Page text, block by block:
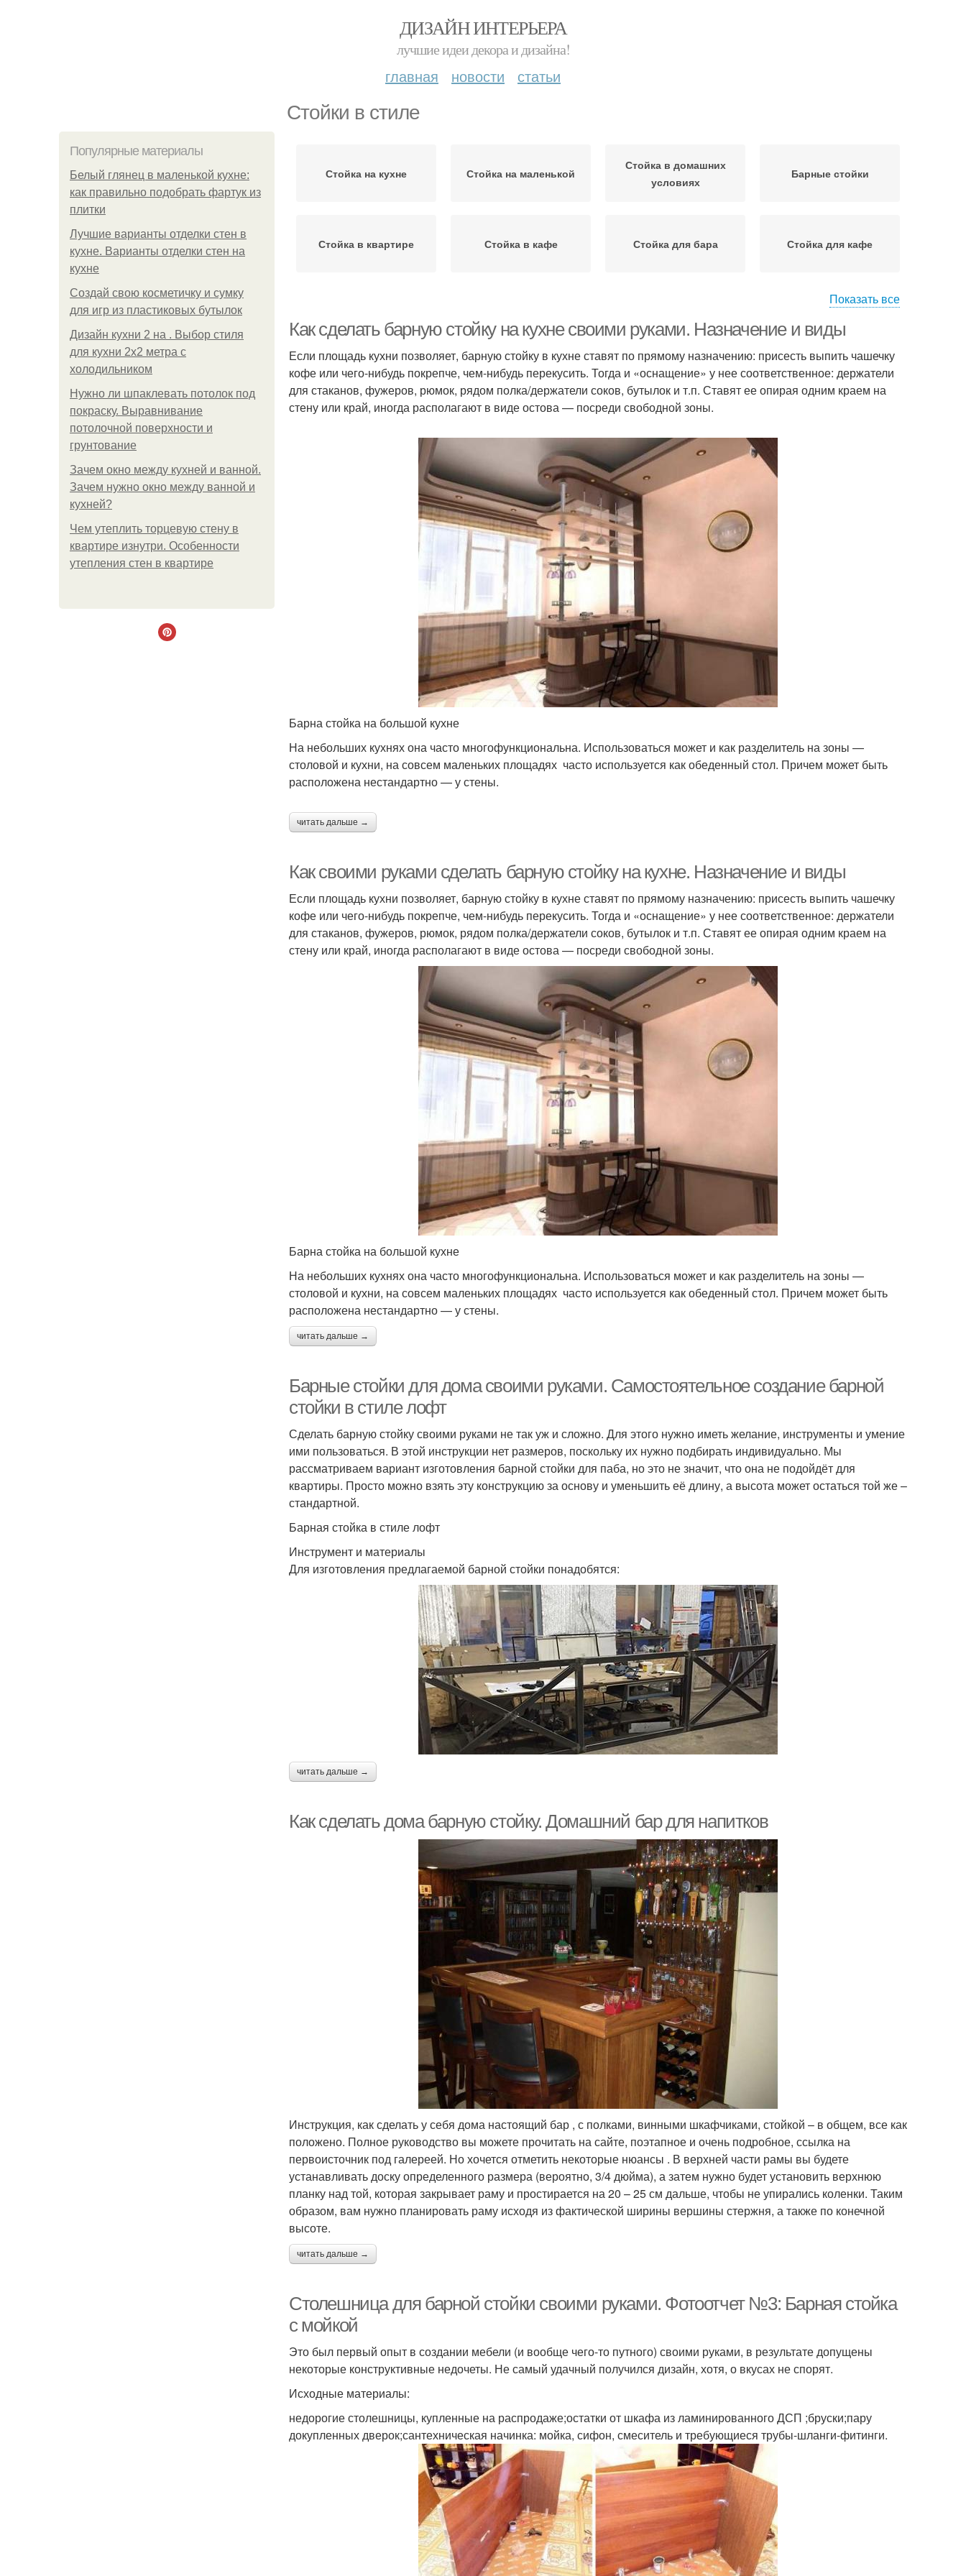
ДИЗАЙН ИНТЕРЬЕРА
лучшие идеи декора и дизайна!
главная новости статьи
Стойки в стиле
Популярные материалы
Белый глянец в маленькой кухне:
как правильно подобрать фартук из
плитки
Лучшие варианты отделки стен в
кухне. Варианты отделки стен на
кухне
Создай свою косметичку и сумку
для игр из пластиковых бутылок
Дизайн кухни 2 на . Выбор стиля
для кухни 2х2 метра с
холодильником
Нужно ли шпаклевать потолок под
покраску. Выравнивание
потолочной поверхности и
грунтование
Зачем окно между кухней и ванной.
Зачем нужно окно между ванной и
кухней?
Чем утеплить торцевую стену в
квартире изнутри. Особенности
утепления стен в квартире
Стойка на кухне Стойка на маленькой
Стойка в домашних
условиях
Барные стойки
Стойка в квартире Стойка в кафе Стойка для бара Стойка для кафе
Показать все
Как сделать барную стойку на кухне своими руками. Назначение и виды
Если площадь кухни позволяет, барную стойку в кухне ставят по прямому назначению: присесть выпить чашечку
кофе или чего-нибудь покрепче, чем-нибудь перекусить. Тогда и «оснащение» у нее соответственное: держатели
для стаканов, фужеров, рюмок, рядом полка/держатели соков, бутылок и т.п. Ставят ее опирая одним краем на
стену или край, иногда располагают в виде остова — посреди свободной зоны.
Барна стойка на большой кухне
На небольших кухнях она часто многофункциональна. Использоваться может и как разделитель на зоны —
столовой и кухни, на совсем маленьких площадях часто используется как обеденный стол. Причем может быть
расположена нестандартно — у стены.
читать дальше →
Как своими руками сделать барную стойку на кухне. Назначение и виды
Если площадь кухни позволяет, барную стойку в кухне ставят по прямому назначению: присесть выпить чашечку
кофе или чего-нибудь покрепче, чем-нибудь перекусить. Тогда и «оснащение» у нее соответственное: держатели
для стаканов, фужеров, рюмок, рядом полка/держатели соков, бутылок и т.п. Ставят ее опирая одним краем на
стену или край, иногда располагают в виде остова — посреди свободной зоны.
Барна стойка на большой кухне
На небольших кухнях она часто многофункциональна. Использоваться может и как разделитель на зоны —
столовой и кухни, на совсем маленьких площадях часто используется как обеденный стол. Причем может быть
расположена нестандартно — у стены.
читать дальше →
Барные стойки для дома своими руками. Самостоятельное создание барной
стойки в стиле лофт
Сделать барную стойку своими руками не так уж и сложно. Для этого нужно иметь желание, инструменты и умение
ими пользоваться. В этой инструкции нет размеров, поскольку их нужно подбирать индивидуально. Мы
рассматриваем вариант изготовления барной стойки для паба, но это не значит, что она не подойдёт для
квартиры. Просто можно взять эту конструкцию за основу и уменьшить её длину, а высота может остаться той же –
стандартной.
Барная стойка в стиле лофт
Инструмент и материалы
Для изготовления предлагаемой барной стойки понадобятся:
читать дальше →
Как сделать дома барную стойку. Домашний бар для напитков
Инструкция, как сделать у себя дома настоящий бар , с полками, винными шкафчиками, стойкой – в общем, все как
положено. Полное руководство вы можете прочитать на сайте, поэтапное и очень подробное, ссылка на
первоисточник под галереей. Но хочется отметить некоторые нюансы . В верхней части рамы вы будете
устанавливать доску определенного размера (вероятно, 3/4 дюйма), а затем нужно будет установить верхнюю
планку над той, которая закрывает раму и простирается на 20 – 25 см дальше, чтобы не упирались коленки. Таким
образом, вам нужно планировать раму исходя из фактической ширины вершины стержня, а также по конечной
высоте.
читать дальше →
Столешница для барной стойки своими руками. Фотоотчет №3: Барная стойка
с мойкой
Это был первый опыт в создании мебели (и вообще чего-то путного) своими руками, в результате допущены
некоторые конструктивные недочеты. Не самый удачный получился дизайн, хотя, о вкусах не спорят.
Исходные материалы:
недорогие столешницы, купленные на распродаже;остатки от шкафа из ламинированного ДСП ;бруски;пару
докупленных дверок;сантехническая начинка: мойка, сифон, смеситель и требующиеся трубы-шланги-фитинги.